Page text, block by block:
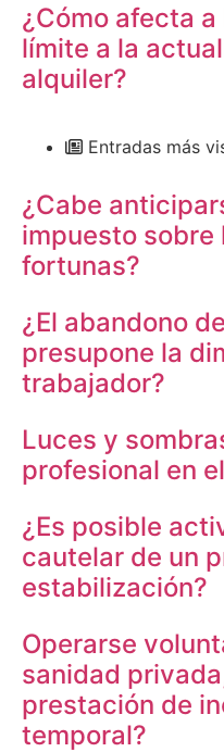
¿Cómo afecta
límite a la
alquiler?
Entradas más
¿Cabe
impuesto sobre
fortunas?
¿El abandono
presupone la
trabajador?
Luces y
profesional en
¿Es posible
cautelar de un
estabilización?
Operarse
sanidad
prestación de
temporal?